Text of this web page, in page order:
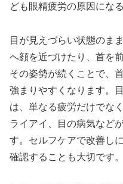
ども眼精疲労の原因にな
目が見えづらい状態のま
へ顔を近づけたり、首を
その姿勢が続くことで、
強まりやすくなります。
は、単なる疲労だけでな
ライアイ、目の病気など
す。セルフケアで改善し
確認することも大切です。